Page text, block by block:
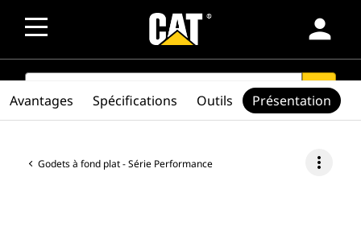
person
SEARCH search
Godets à fond plat - Série Performance more_vert
Avantages Spécifications Outils Présentation